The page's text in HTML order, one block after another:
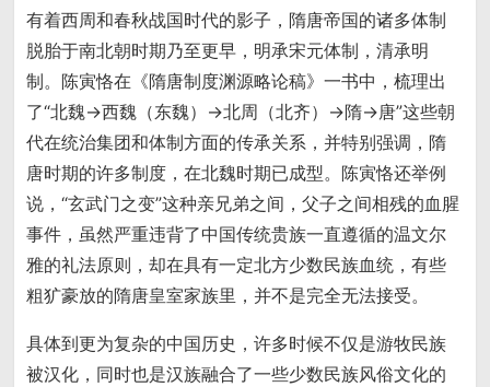
有着西周和春秋战国时代的影子，隋唐帝国的诸多体制
脱胎于南北朝时期乃至更早，明承宋元体制，清承明
制。陈寅恪在《隋唐制度渊源略论稿》一书中，梳理出
了“北魏→西魏（东魏）→北周（北齐）→隋→唐”这些朝
代在统治集团和体制方面的传承关系，并特别强调，隋
唐时期的许多制度，在北魏时期已成型。陈寅恪还举例
说，“玄武门之变”这种亲兄弟之间，父子之间相残的血腥
事件，虽然严重违背了中国传统贵族一直遵循的温文尔
雅的礼法原则，却在具有一定北方少数民族血统，有些
粗犷豪放的隋唐皇室家族里，并不是完全无法接受。
具体到更为复杂的中国历史，许多时候不仅是游牧民族
被汉化，同时也是汉族融合了一些少数民族风俗文化的